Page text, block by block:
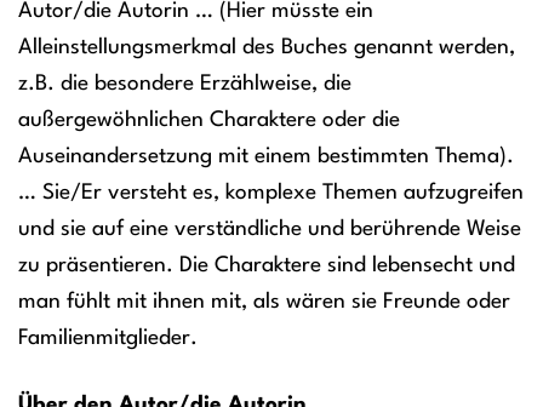
Autor/die Autorin … (Hier müsste ein
Alleinstellungsmerkmal des Buches genannt werden,
z.B. die besondere Erzählweise, die
außergewöhnlichen Charaktere oder die
Auseinandersetzung mit einem bestimmten Thema).
… Sie/Er versteht es, komplexe Themen aufzugreifen
und sie auf eine verständliche und berührende Weise
zu präsentieren. Die Charaktere sind lebensecht und
man fühlt mit ihnen mit, als wären sie Freunde oder
Familienmitglieder.